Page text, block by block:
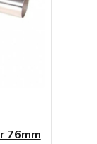
76mm